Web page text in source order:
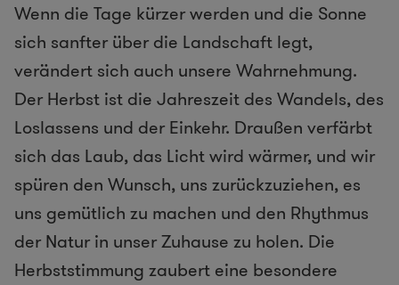
Wenn die Tage kürzer werden und die Sonne
sich sanfter über die Landschaft legt,
verändert sich auch unsere Wahrnehmung.
Der Herbst ist die Jahreszeit des Wandels, des
Loslassens und der Einkehr. Draußen verfärbt
sich das Laub, das Licht wird wärmer, und wir
spüren den Wunsch, uns zurückzuziehen, es
uns gemütlich zu machen und den Rhythmus
der Natur in unser Zuhause zu holen. Die
Herbststimmung zaubert eine besondere